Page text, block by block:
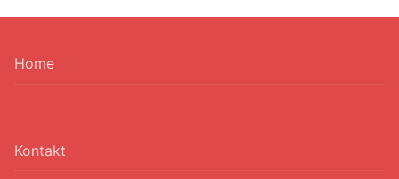
Home
Kontakt